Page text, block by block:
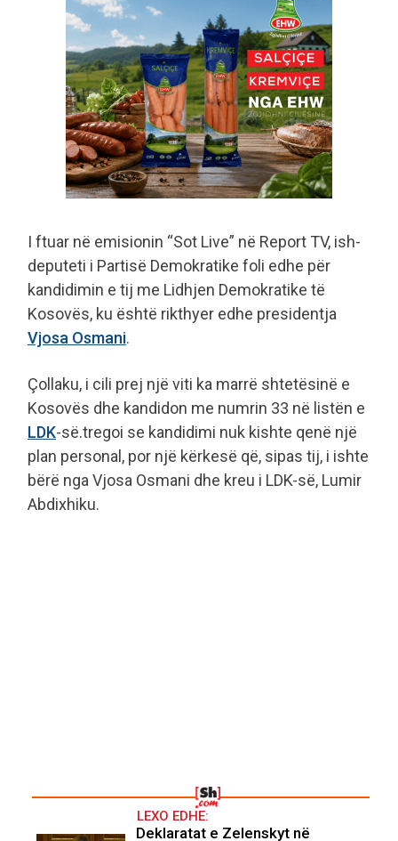
I ftuar në emisionin “Sot Live” në Report TV, ish-
deputeti i Partisë Demokratike foli edhe për
kandidimin e tij me Lidhjen Demokratike të
Kosovës, ku është rikthyer edhe presidentja
Vjosa Osmani.
Çollaku, i cili prej një viti ka marrë shtetësinë e
Kosovës dhe kandidon me numrin 33 në listën e
LDK-së.tregoi se kandidimi nuk kishte qenë një
plan personal, por një kërkesë që, sipas tij, i ishte
bërë nga Vjosa Osmani dhe kreu i LDK-së, Lumir
Abdixhiku.
LEXO EDHE:
Deklaratat e Zelenskyt në